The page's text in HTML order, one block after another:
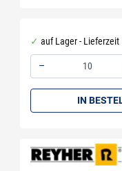
auf Lager - Lieferzeit
–
IN